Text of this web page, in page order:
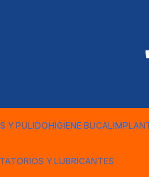
Y PULIDOHIGIENE BUCAL
Y LUBRICANTES